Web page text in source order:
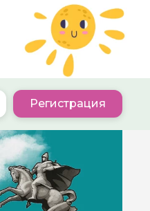
Регистрация